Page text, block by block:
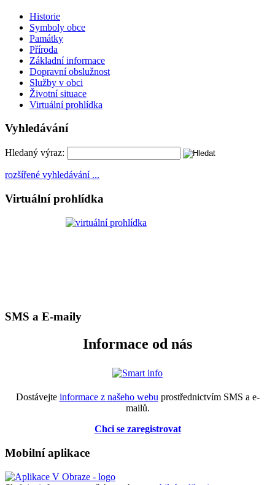
Historie
Symboly obce
Památky
Příroda
Základní informace
Dopravní obslužnost
Služby v obci
Životní situace
Virtuální prohlídka
Vyhledávání
Hledaný výraz:
rozšířené vyhledávání ...
Virtuální prohlídka
SMS a E-maily
Informace od nás
Dostávejte informace z našeho webu prostřednictvím SMS a e-
mailů.
Chci se zaregistrovat
Mobilní aplikace